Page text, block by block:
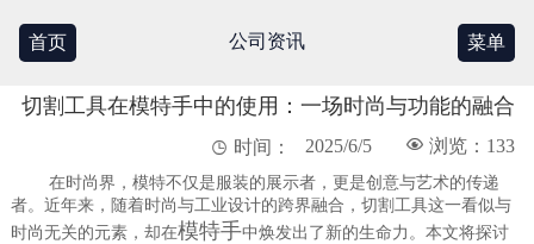
首页 公司资讯 菜单
切割工具在模特手中的使用：一场时尚与功能的融合
 浏览：133
 时间： 2025/6/5
在时尚界，模特不仅是服装的展示者，更是创意与艺术的传递
者。近年来，随着时尚与工业设计的跨界融合，切割工具这一看似与
时尚无关的元素，却在模特手中焕发出了新的生命力。本文将探讨